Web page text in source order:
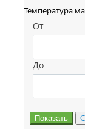
Температура
От
До